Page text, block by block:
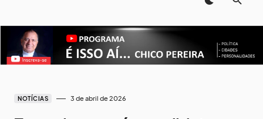
NOTÍCIAS 3 de abril de 2026